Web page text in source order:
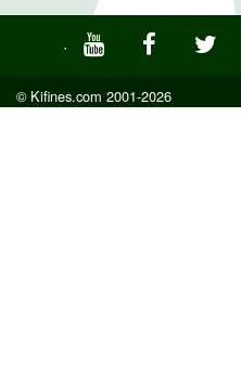
·
© Kifines.com 2001-2026